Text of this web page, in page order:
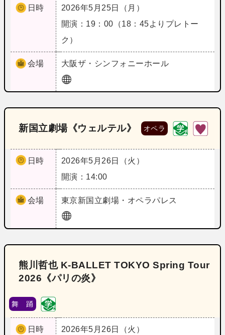
日時
2026年5月25日（月）
開演：19：00（18：45よりプレトー
ク）
会場 大阪ザ・シンフォニーホール
新国立劇場《ウェルテル》 オペラ
日時
2026年5月26日（火）
開演：14:00
会場 東京新国立劇場・オペラパレス
熊川哲也 K-BALLET TOKYO Spring Tour
2026《パリの炎》
舞 踊
日時
2026年5月26日（火）